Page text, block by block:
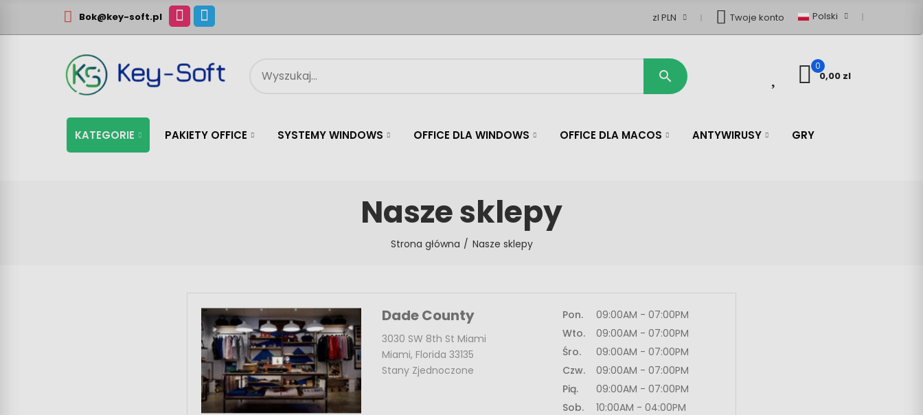
Bok@key-soft.pl zl PLN Twoje konto Polski

0
0,00 zl
KATEGORIE PAKIETY OFFICE SYSTEMY WINDOWS OFFICE DLA WINDOWS OFFICE DLA MACOS ANTYWIRUSY GRY
Nasze sklepy
Strona główna Nasze sklepy
Dade County
3030 SW 8th St Miami
Miami, Florida 33135
Stany Zjednoczone
Pon.
09:00AM - 07:00PM
Wto.
09:00AM - 07:00PM
Śro.
09:00AM - 07:00PM
Czw.
09:00AM - 07:00PM
Pią.
09:00AM - 07:00PM
Sob.
10:00AM - 04:00PM